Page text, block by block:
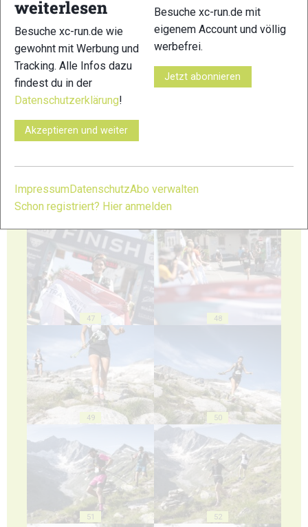
43
47 48
49 50
51 52
weiterlesen
Besuche xc-run.de wie
gewohnt mit Werbung und
Tracking. Alle Infos dazu
findest du in der
Datenschutzerklärung!
Akzeptieren und weiter
Besuche xc-run.de mit
eigenem Account und völlig
werbefrei.
Jetzt abonnieren
ImpressumDatenschutzAbo verwalten
Schon registriert? Hier anmelden